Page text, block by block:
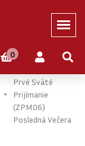
0
Prvé Sväté
Prijímanie
(ZPM06)
Posledná Večera